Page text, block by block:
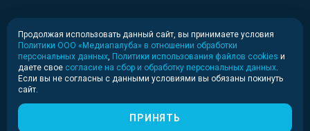
Медиакит
Медиакит для печати
Политика конфиденциальности
© 2020-2026 Информационное агентство «Медиапалуба»
Продолжая использовать данный сайт, вы принимаете условия
Политики ООО «Медиапалуба» в отношении обработки
персональных данных Политики использования файлов cookies и
даете свое согласие на сбор и обработку персональных данных
Если вы не согласны с данными условиями вы обязаны покинуть
сайт.
ПРИНЯТЬ